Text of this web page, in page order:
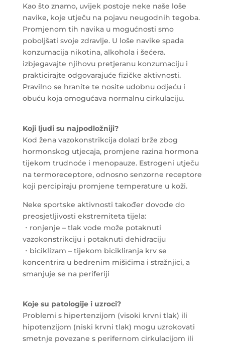
Kao što znamo, uvijek postoje neke naše loše
navike, koje utječu na pojavu neugodnih tegoba.
Promjenom tih navika u mogućnosti smo
poboljšati svoje zdravlje. U loše navike spada
konzumacija nikotina, alkohola i šećera.
izbjegavajte njihovu pretjeranu konzumaciju i
prakticirajte odgovarajuće fizičke aktivnosti.
Pravilno se hranite te nosite udobnu odjeću i
obuću koja omogućava normalnu cirkulaciju.
Koji ljudi su najpodložniji?
Kod žena vazokonstrikcija dolazi brže zbog
hormonskog utjecaja, promjene razina hormona
tijekom trudnoće i menopauze. Estrogeni utječu
na termoreceptore, odnosno senzorne receptore
koji percipiraju promjene temperature u koži.
Neke sportske aktivnosti također dovode do
preosjetljivosti ekstremiteta tijela:
・ronjenje – tlak vode može potaknuti
vazokonstrikciju i potaknuti dehidraciju
・biciklizam – tijekom bicikliranja krv se
koncentrira u bedrenim mišićima i stražnjici, a
smanjuje se na periferiji
Koje su patologije i uzroci?
Problemi s hipertenzijom (visoki krvni tlak) ili
hipotenzijom (niski krvni tlak) mogu uzrokovati
smetnje povezane s perifernom cirkulacijom ili